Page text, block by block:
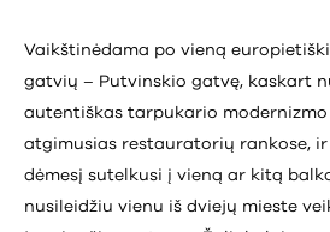
Vaikštinėdama po vieną
gatvių – Putvinskio gatvę, kaskart
autentiškas tarpukario
atgimusias restauratorių rankose,
dėmesį sutelkusi į vieną ar kitą
nusileidžiu vienu iš dviejų mieste